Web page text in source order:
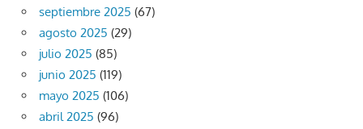
septiembre 2025 (67)
agosto 2025 (29)
julio 2025 (85)
junio 2025 (119)
mayo 2025 (106)
abril 2025 (96)